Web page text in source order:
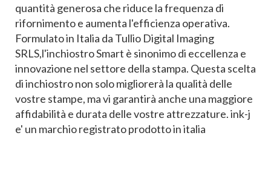
quantità generosa che riduce la frequenza di
rifornimento e aumenta l'efficienza operativa.
Formulato in Italia da Tullio Digital Imaging
SRLS,l'inchiostro Smart è sinonimo di eccellenza e
innovazione nel settore della stampa. Questa scelta
di inchiostro non solo migliorerà la qualità delle
vostre stampe, ma vi garantirà anche una maggiore
affidabilità e durata delle vostre attrezzature. ink-j
e' un marchio registrato prodotto in italia